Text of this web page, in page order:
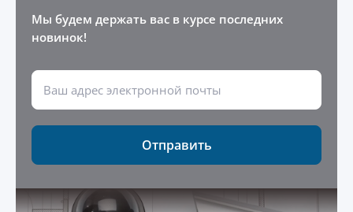
Мы будем держать вас в курсе последних
новинок!
Отправить